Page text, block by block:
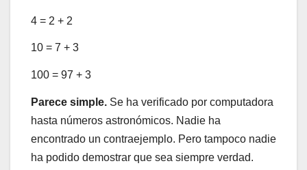
4 = 2 + 2
10 = 7 + 3
100 = 97 + 3
Parece simple. Se ha verificado por computadora
hasta números astronómicos. Nadie ha
encontrado un contraejemplo. Pero tampoco nadie
ha podido demostrar que sea siempre verdad.